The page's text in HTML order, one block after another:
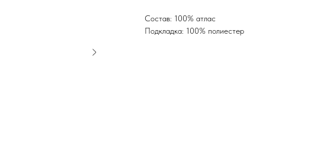
Состав: 100% атлас
Подкладка: 100% полиестер